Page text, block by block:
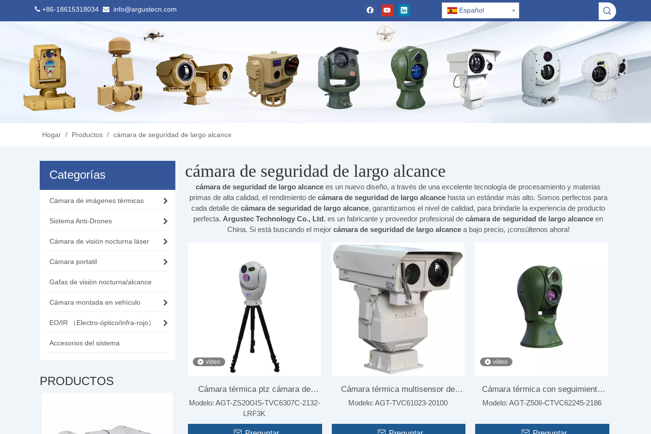
 +86-18615318034  info@argustecn.com Español
Hogar / Productos / cámara de seguridad de largo alcance
Categorías
Cámara de imágenes térmicas
Sistema Anti-Drones
Cámara de visión nocturna láser
Cámara portatil
Gafas de visión nocturna/alcance
Cámara montada en vehículo
EO/IR （Electro-óptico/infra-rojo）
Accesorios del sistema
PRODUCTOS
Cámara de
cámara de seguridad de largo alcance
cámara de seguridad de largo alcance es un nuevo diseño, a través de una excelente tecnología de procesamiento y materias
primas de alta calidad, el rendimiento de cámara de seguridad de largo alcancehasta un estándar más alto. Somos perfectos para
cada detalle de cámara de seguridad de largo alcance, garantizamos el nivel de calidad, para brindarle la experiencia de producto
perfecta. Argustec Technology Co., Ltd. es un fabricante y proveedor profesional de cámara de seguridad de largo alcance en
China. Si está buscando el mejor cámara de seguridad de largo alcancea bajo precio, ¡consúltenos ahora!
vídeo
Cámara térmica ptz cámara de
imagen térmica larga distancia para
seguimiento automático Cámara
Modelo: AGT-ZS20GIS-TVC6307C-2132-
LRF3K
Cámara térmica multisensor de
largo alcance
Modelo: AGT-TVC61023-20100
vídeo
Cámara térmica con seguimiento
PTZ automático y giroestabilizada
Modelo: AGT-Z50II-CTVC62245-2186